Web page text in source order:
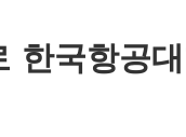
국항공